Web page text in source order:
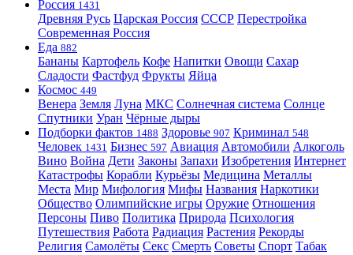
Россия 1431
Древняя Русь Царская Россия СССР Перестройка
Современная Россия
Еда 882
Бананы Картофель Кофе Напитки Овощи Сахар
Сладости Фастфуд Фрукты Яйца
Космос 449
Венера Земля Луна МКС Солнечная система Солнце
Спутники Уран Чёрные дыры
Подборки фактов 1488 Здоровье 907 Криминал 548
Человек 1431 Бизнес 597 Авиация Автомобили Алкоголь
Вино Война Дети Законы Запахи Изобретения Интернет
Катастрофы Корабли Курьёзы Медицина Металлы
Места Мир Мифология Мифы Названия Наркотики
Общество Олимпийские игры Оружие Отношения
Персоны Пиво Политика Природа Психология
Путешествия Работа Радиация Растения Рекорды
Религия Самолёты Секс Смерть Советы Спорт Табак